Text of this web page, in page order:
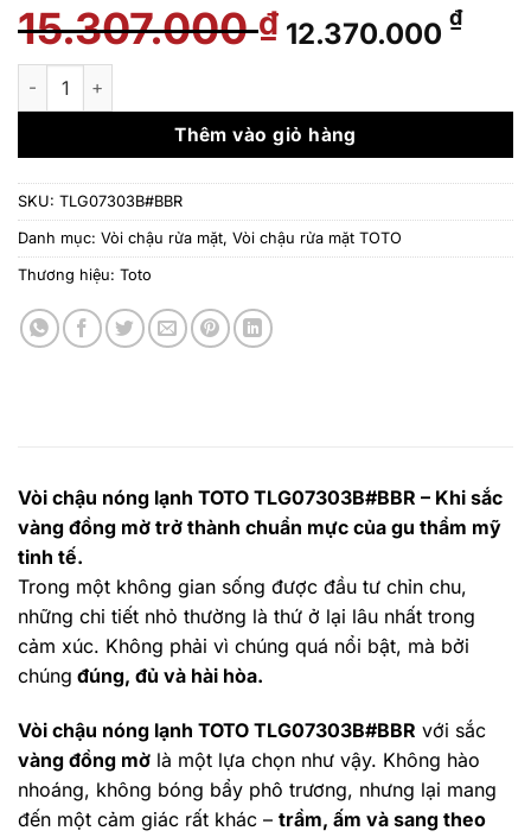
15.307.000₫ Giá
gốc
15.307.000 ₫.
12.370.000 ₫Giá
là:
Vòi chậu nóng lạnh TOTO TLG07303B#BBR số lượng
Thêm vào giỏ hàng
SKU: TLG07303B#BBR
Danh mục: Vòi chậu rửa mặt, Vòi chậu rửa mặt TOTO
Thương hiệu: Toto
Vòi chậu nóng lạnh TOTO TLG07303B#BBR – Khi sắc
vàng đồng mờ trở thành chuẩn mực của gu thẩm mỹ
tinh tế.
Trong một không gian sống được đầu tư chỉn chu,
những chi tiết nhỏ thường là thứ ở lại lâu nhất trong
cảm xúc. Không phải vì chúng quá nổi bật, mà bởi
chúng đúng, đủ và hài hòa.
Vòi chậu nóng lạnh TOTO TLG07303B#BBR với sắc
vàng đồng mờ là một lựa chọn như vậy. Không hào
nhoáng, không bóng bẩy phô trương, nhưng lại mang
đến một cảm giác rất khác – trầm, ấm và sang theo